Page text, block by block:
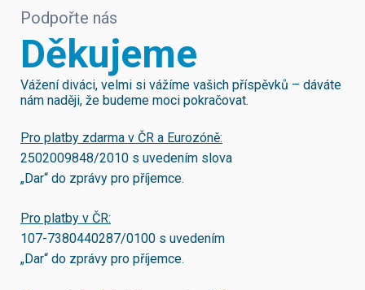
Podpořte nás
Děkujeme
Vážení diváci, velmi si vážíme vašich příspěvků – dáváte
nám naději, že budeme moci pokračovat.
Pro platby zdarma v ČR a Eurozóně:
2502009848/2010 s uvedením slova
„Dar“ do zprávy pro příjemce.
Pro platby v ČR:
107-7380440287/0100 s uvedením
„Dar“ do zprávy pro příjemce.